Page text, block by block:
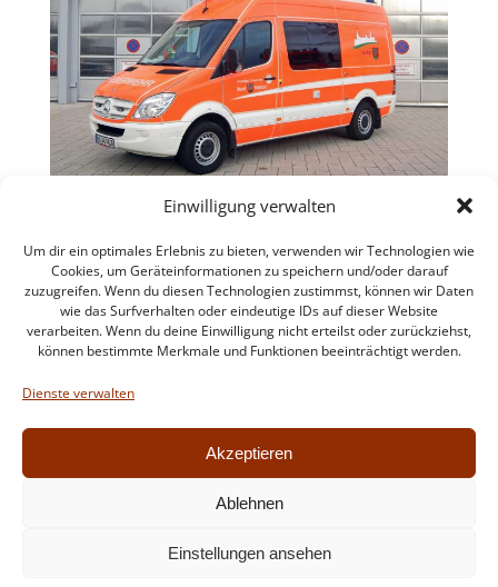
Einwilligung verwalten
Um dir ein optimales Erlebnis zu bieten, verwenden wir Technologien wie
Cookies, um Geräteinformationen zu speichern und/oder darauf
zuzugreifen. Wenn du diesen Technologien zustimmst, können wir Daten
wie das Surfverhalten oder eindeutige IDs auf dieser Website
verarbeiten. Wenn du deine Einwilligung nicht erteilst oder zurückziehst,
können bestimmte Merkmale und Funktionen beeinträchtigt werden.
Dienste verwalten
Akzeptieren
Ablehnen
Einstellungen ansehen
Intern
© 2026 Feuerwehr Walldorf. Created for free using